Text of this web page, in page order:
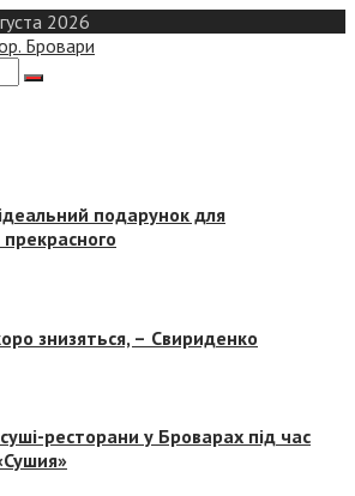
2026
подарунок для
прекрасного
знизяться, – Свириденко
ресторани у Броварах під час